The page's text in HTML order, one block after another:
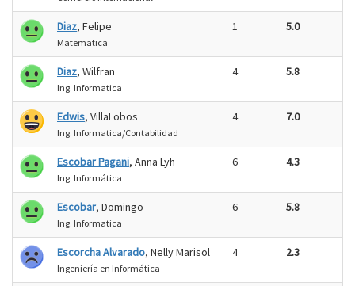
Diaz, Felipe
Matematica
1 5.0
Diaz, Wilfran
Ing. Informatica
4 5.8
Edwis, VillaLobos
Ing. Informatica/Contabilidad
4 7.0
Escobar Pagani, Anna Lyh
Ing. Informática
6 4.3
Escobar, Domingo
Ing. Informatica
6 5.8
Escorcha Alvarado, Nelly Marisol
Ingeniería en Informática
4 2.3